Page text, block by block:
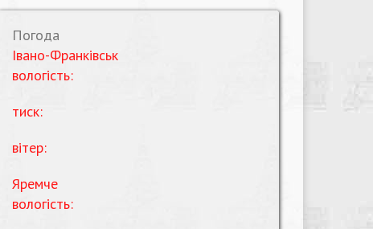
Погода
Івано-Франківськ
вологість:
тиск:
вітер:
Яремче
вологість: